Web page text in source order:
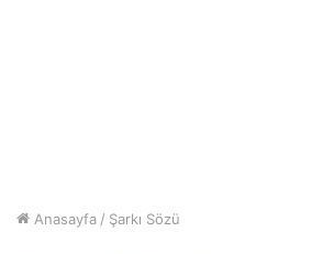
Anasayfa / Şarkı Sözü